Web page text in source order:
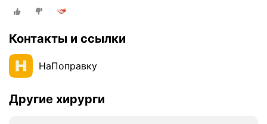
п
б
а
д
Контакты и ссылки
НаПоправку
Другие хирурги